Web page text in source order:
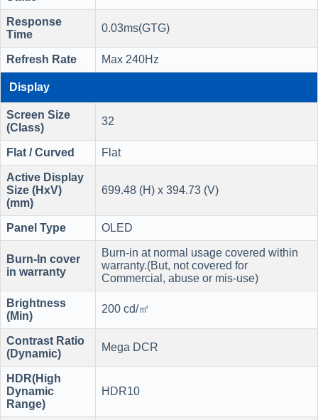
Response
Time
0.03ms(GTG)
Refresh Rate Max 240Hz
Display
Screen Size
(Class)
32
Flat / Curved Flat
Active Display
Size (HxV)
(mm)
699.48 (H) x 394.73 (V)
Panel Type OLED
Burn-In cover
in warranty
Burn-in at normal usage covered within
warranty.(But, not covered for
Commercial, abuse or mis-use)
Brightness
(Min)
200 cd/㎡
Contrast Ratio
(Dynamic)
Mega DCR
HDR(High
Dynamic
Range)
HDR10